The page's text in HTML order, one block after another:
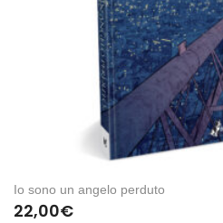
Io sono un angelo perduto
22,00€